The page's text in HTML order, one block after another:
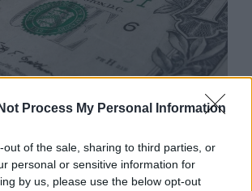
Process My Personal Information
out of the sale, sharing to third parties, or
personal or sensitive information for
by us, please use the below opt-out
през юни